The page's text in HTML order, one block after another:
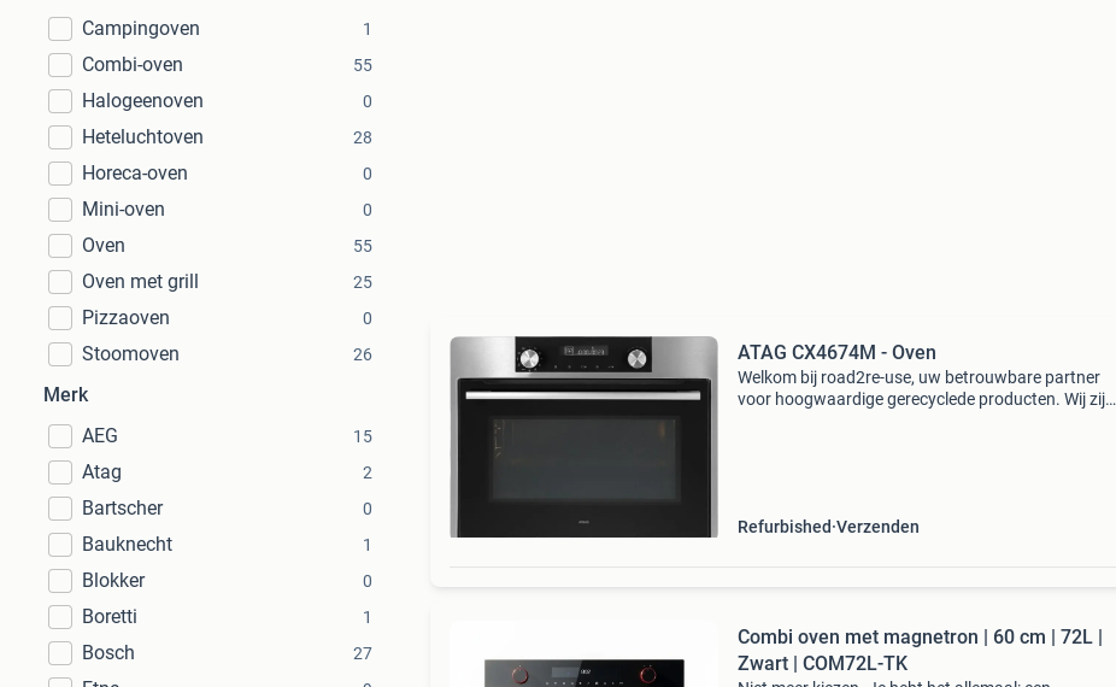
Campingoven
1
Combi-oven 55
Halogeenoven 0
Heteluchtoven 28
Horeca-oven 0
Mini-oven 0
Oven 55
Oven met grill 25
Pizzaoven 0
Stoomoven 26
Merk
AEG
15
Atag 2
Bartscher 0
Bauknecht 1
Blokker 0
Boretti 1
Bosch 27
ATAG CX4674M - Oven
Welkom bij road2re-use, uw betrouwbare partner
voor hoogwaardige gerecyclede producten. Wij zijn
Refurbished Verzenden
Combi oven met magnetron | 60 cm | 72L |
Zwart | COM72L-TK